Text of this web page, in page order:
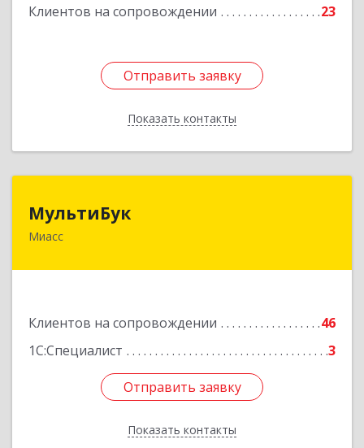
Клиентов на сопровождении 23
Отправить заявку
Показать контакты
Отправить заявку
Назад
МультиБук
Миасс
Клиентов на сопровождении
46
1С:Специалист
3
Отправить заявку
Показать контакты
456318, Челябинская обл, Миасс г, Жуковского
Отправить заявку
Назад